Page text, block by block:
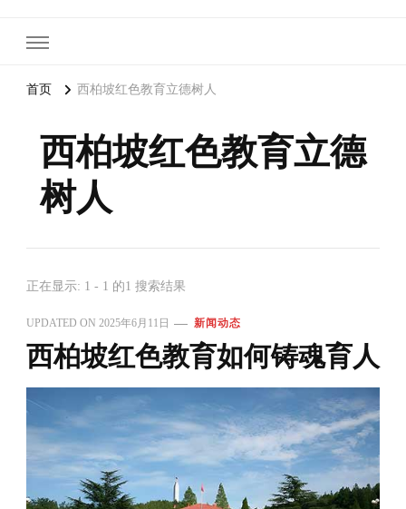
首页 西柏坡红色教育立德树人
西柏坡红色教育立德
树人
正在显示: 1 - 1 的1 搜索结果
UPDATED ON 2025年6月11日 新闻动态
西柏坡红色教育如何铸魂育人